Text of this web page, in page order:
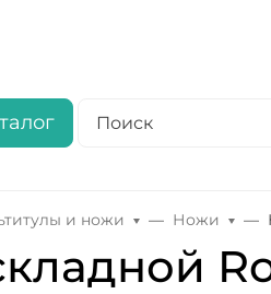
и ножи Ножи